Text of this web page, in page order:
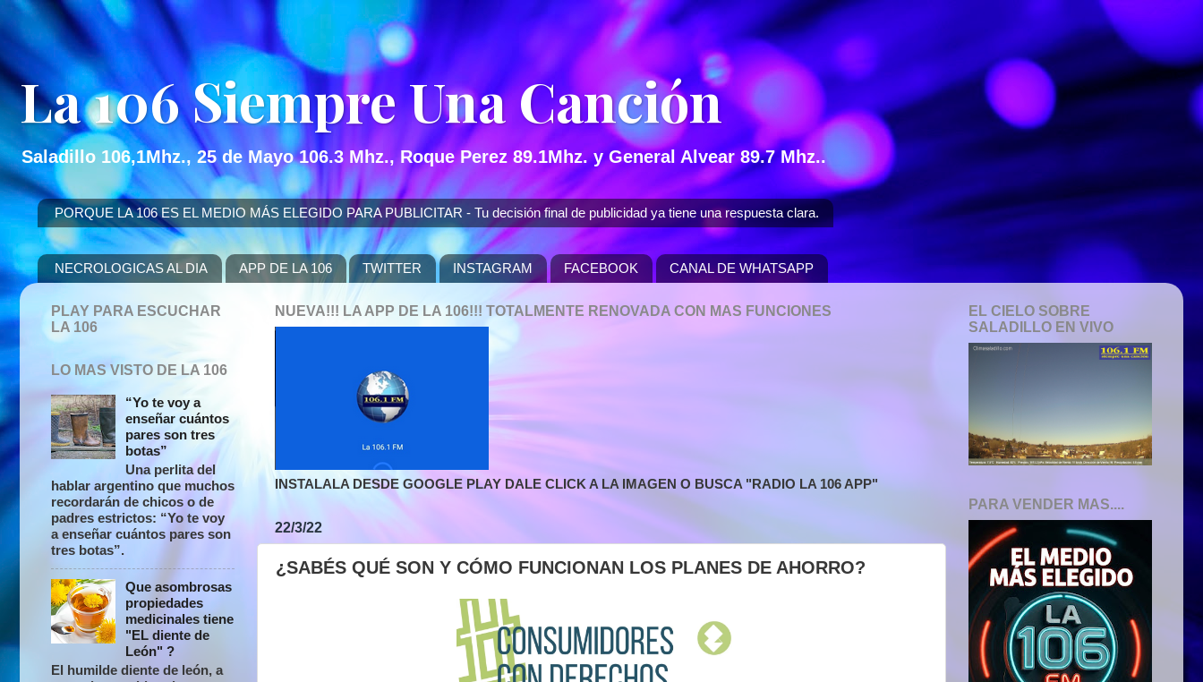
La 106 Siempre Una Canción
Saladillo 106,1Mhz., 25 de Mayo 106.3 Mhz., Roque Perez 89.1Mhz. y General Alvear 89.7 Mhz..
PORQUE LA 106 ES EL MEDIO MÁS ELEGIDO PARA PUBLICITAR - Tu decisión final de publicidad ya tiene una respuesta clara.
NECROLOGICAS AL DIA APP DE LA 106 TWITTER INSTAGRAM FACEBOOK CANAL DE WHATSAPP
NUEVA!!! LA APP DE LA 106!!! TOTALMENTE RENOVADA CON MAS FUNCIONES
INSTALALA DESDE GOOGLE PLAY DALE CLICK A LA IMAGEN O BUSCA "RADIO LA 106 APP"
22/3/22
¿SABÉS QUÉ SON Y CÓMO FUNCIONAN LOS PLANES DE AHORRO?
PLAY PARA ESCUCHAR
LA 106
LO MAS VISTO DE LA 106
“Yo te voy a
enseñar cuántos
pares son tres
botas”
Una perlita del
hablar argentino que muchos
recordarán de chicos o de
padres estrictos: “Yo te voy
a enseñar cuántos pares son
tres botas”.
Que asombrosas
propiedades
medicinales tiene
"EL diente de
León" ?
El humilde diente de león, a
EL CIELO SOBRE
SALADILLO EN VIVO
PARA VENDER MAS....